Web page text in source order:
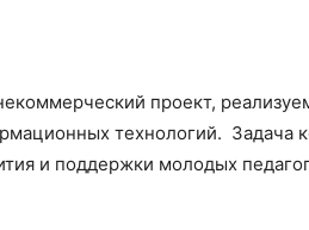
проект,
технологий. Задача
и поддержки молодых